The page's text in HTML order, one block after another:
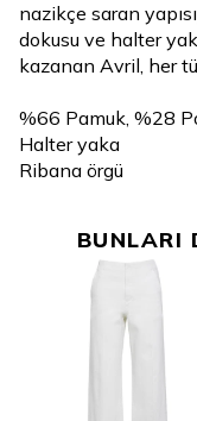
nazikçe saran
dokusu ve halter
kazanan Avril, her
%66 Pamuk, %28
Halter yaka
Ribana örgü
BUNLARI